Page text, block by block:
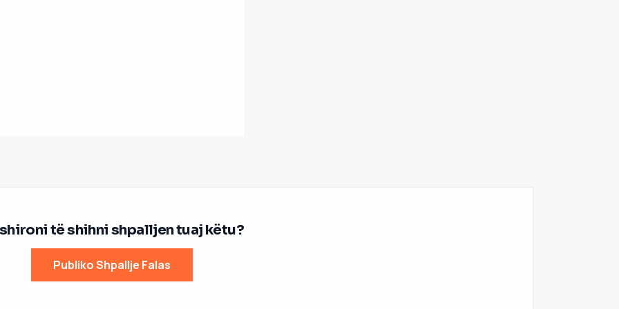
të shihni shpalljen tuaj këtu?
Publiko Shpallje Falas